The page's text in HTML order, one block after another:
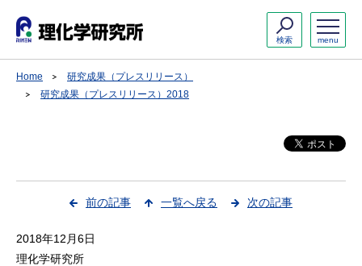
menu
検索
Home
研究成果（プレスリリース）
研究成果（プレスリリース）2018
前の記事 一覧へ戻る 次の記事
2018年12月6日
理化学研究所